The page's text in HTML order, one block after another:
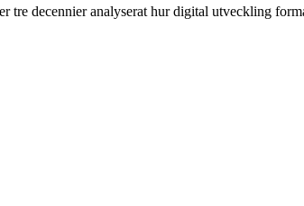
decennier analyserat hur digital utveckling